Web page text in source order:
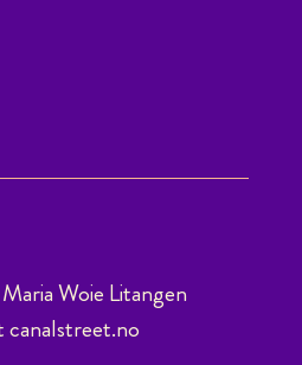
Woie Litangen
canalstreet.no